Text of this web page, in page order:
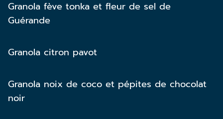
Granola fève tonka et fleur de sel de
Guérande
Granola citron pavot
Granola noix de coco et pépites de chocolat
noir